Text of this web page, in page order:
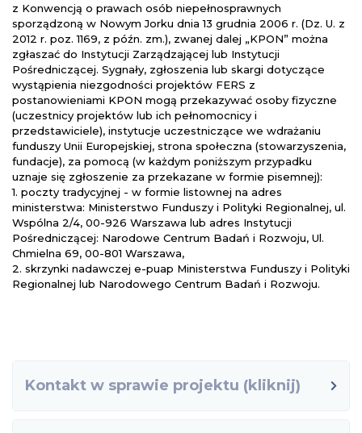
z Konwencją o prawach osób niepełnosprawnych
sporządzoną w Nowym Jorku dnia 13 grudnia 2006 r. (Dz. U. z
2012 r. poz. 1169, z późn. zm.), zwanej dalej „KPON” można
zgłaszać do Instytucji Zarządzającej lub Instytucji
Pośredniczącej. Sygnały, zgłoszenia lub skargi dotyczące
wystąpienia niezgodności projektów FERS z
postanowieniami KPON mogą przekazywać osoby fizyczne
(uczestnicy projektów lub ich pełnomocnicy i
przedstawiciele), instytucje uczestniczące we wdrażaniu
funduszy Unii Europejskiej, strona społeczna (stowarzyszenia,
fundacje), za pomocą (w każdym poniższym przypadku
uznaje się zgłoszenie za przekazane w formie pisemnej):
1. poczty tradycyjnej - w formie listownej na adres
ministerstwa: Ministerstwo Funduszy i Polityki Regionalnej, ul.
Wspólna 2/4, 00-926 Warszawa lub adres Instytucji
Pośredniczącej: Narodowe Centrum Badań i Rozwoju, Ul.
Chmielna 69, 00-801 Warszawa,
2. skrzynki nadawczej e-puap Ministerstwa Funduszy i Polityki
Regionalnej lub Narodowego Centrum Badań i Rozwoju.
Kontakt w sprawie projektu (kliknij)